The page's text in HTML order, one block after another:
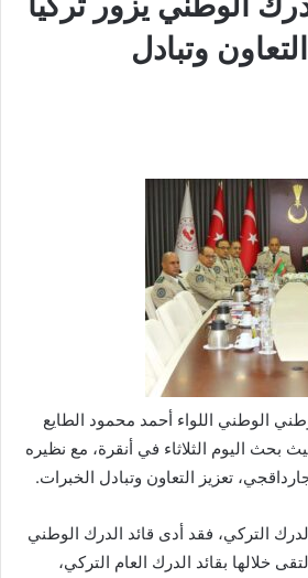
وتبادل
الوطني اللواء أحمد محمود الطايع
بحث اليوم الثلاثاء في أنقرة، مع نظيره
تعزيز التعاون وتبادل الخبرات.
التركي، فقد أدى قائد الدرك الوطني
خلالها بقائد الدرك العام التركي،